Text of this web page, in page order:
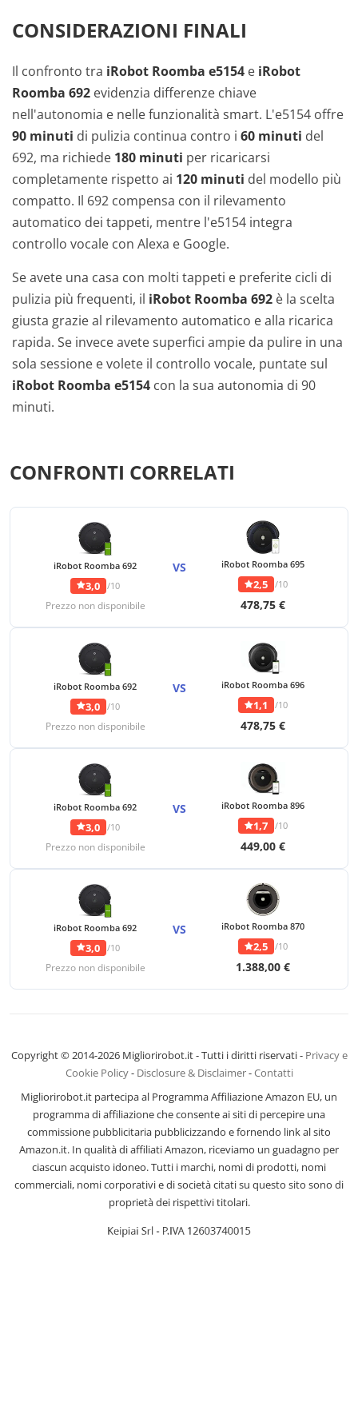
CONSIDERAZIONI FINALI
Il confronto tra iRobot Roomba e5154 e iRobot
Roomba 692 evidenzia differenze chiave
nell'autonomia e nelle funzionalità smart. L'e5154 offre
90 minuti di pulizia continua contro i 60 minuti del
692, ma richiede 180 minuti per ricaricarsi
completamente rispetto ai 120 minuti del modello più
compatto. Il 692 compensa con il rilevamento
automatico dei tappeti, mentre l'e5154 integra
controllo vocale con Alexa e Google.
Se avete una casa con molti tappeti e preferite cicli di
pulizia più frequenti, il iRobot Roomba 692 è la scelta
giusta grazie al rilevamento automatico e alla ricarica
rapida. Se invece avete superfici ampie da pulire in una
sola sessione e volete il controllo vocale, puntate sul
iRobot Roomba e5154 con la sua autonomia di 90
minuti.
CONFRONTI CORRELATI
iRobot Roomba 692
3,0 /10
Prezzo non disponibile
VS iRobot Roomba 695
2,5 /10
478,75 €
iRobot Roomba 692
3,0 /10
Prezzo non disponibile
VS iRobot Roomba 696
1,1 /10
478,75 €
iRobot Roomba 692
3,0 /10
Prezzo non disponibile
VS iRobot Roomba 896
1,7 /10
449,00 €
iRobot Roomba 692
3,0 /10
Prezzo non disponibile
VS iRobot Roomba 870
2,5 /10
1.388,00 €
Copyright © 2014-2026 Migliorirobot.it - Tutti i diritti riservati - Privacy e
Cookie Policy- Disclosure & Disclaimer-Contatti
Migliorirobot.it partecipa al Programma Affiliazione Amazon EU, un
programma di affiliazione che consente ai siti di percepire una
commissione pubblicitaria pubblicizzando e fornendo link al sito
Amazon.it. In qualità di affiliati Amazon, riceviamo un guadagno per
ciascun acquisto idoneo. Tutti i marchi, nomi di prodotti, nomi
commerciali, nomi corporativi e di società citati su questo sito sono di
proprietà dei rispettivi titolari.